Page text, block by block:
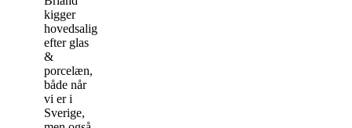
kigger
hovedsalig
efter glas
&
porcelæn,
både når
vi er i
Sverige,